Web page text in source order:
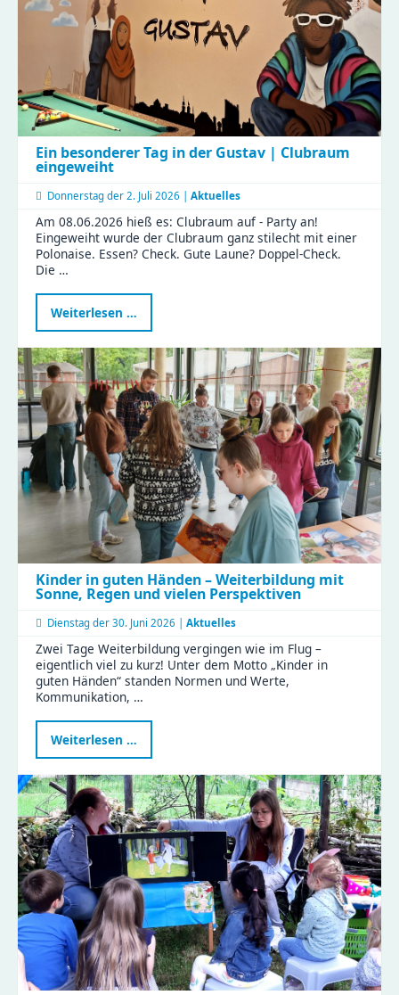
Ein besonderer Tag in der Gustav | Clubraum
eingeweiht
Donnerstag der 2. Juli 2026 | Aktuelles
Am 08.06.2026 hieß es: Clubraum auf - Party an!
Eingeweiht wurde der Clubraum ganz stilecht mit einer
Polonaise. Essen? Check. Gute Laune? Doppel-Check.
Die …
Weiterlesen …
besonderer
in
der
Gustav
|
Clubraum
eingeweiht
Kinder in guten Händen – Weiterbildung mit
Sonne, Regen und vielen Perspektiven
Dienstag der 30. Juni 2026 | Aktuelles
Zwei Tage Weiterbildung vergingen wie im Flug –
eigentlich viel zu kurz! Unter dem Motto „Kinder in
guten Händen“ standen Normen und Werte,
Kommunikation, …
Weiterlesen …
in
guten
Händen
–
Weiterbildung
mit
Sonne,
Regen
und
vielen
Perspektiven